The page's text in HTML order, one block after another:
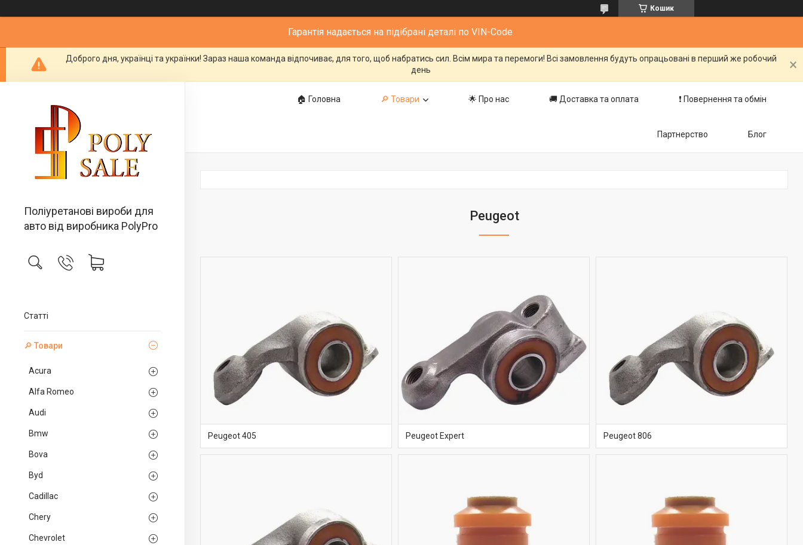
Кошик
Гарантія надається на підібрані деталі по VIN-Code
Доброго дня, українці та українки! Зараз наша команда відпочиває, для того, щоб набратись сил. Всім мира та перемоги! Всі замовлення будуть опрацьовані в перший же робочий
день
Поліуретанові вироби для
авто від виробника PolyPro
Статті
🔎 Товари
Acura
Alfa Romeo
Audi
Bmw
Bova
Byd
Cadillac
Chery
Chevrolet
🏠 Головна 🔎 Товари 🌟 Про нас 🚚 Доставка та оплата ❗️ Повернення та обмін
Партнерство Блог
Peugeot
Peugeot 405 Peugeot Expert Peugeot 806